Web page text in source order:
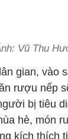
Vũ Thu
gian, vào
rượu nếp
bị tiêu
hè, món
kích thích